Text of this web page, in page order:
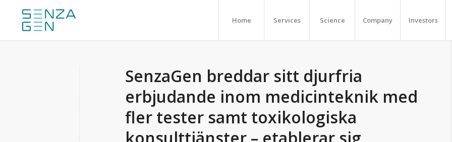
Home Services Science Company Investors
SenzaGen breddar sitt djurfria
erbjudande inom medicinteknik med
fler tester samt toxikologiska